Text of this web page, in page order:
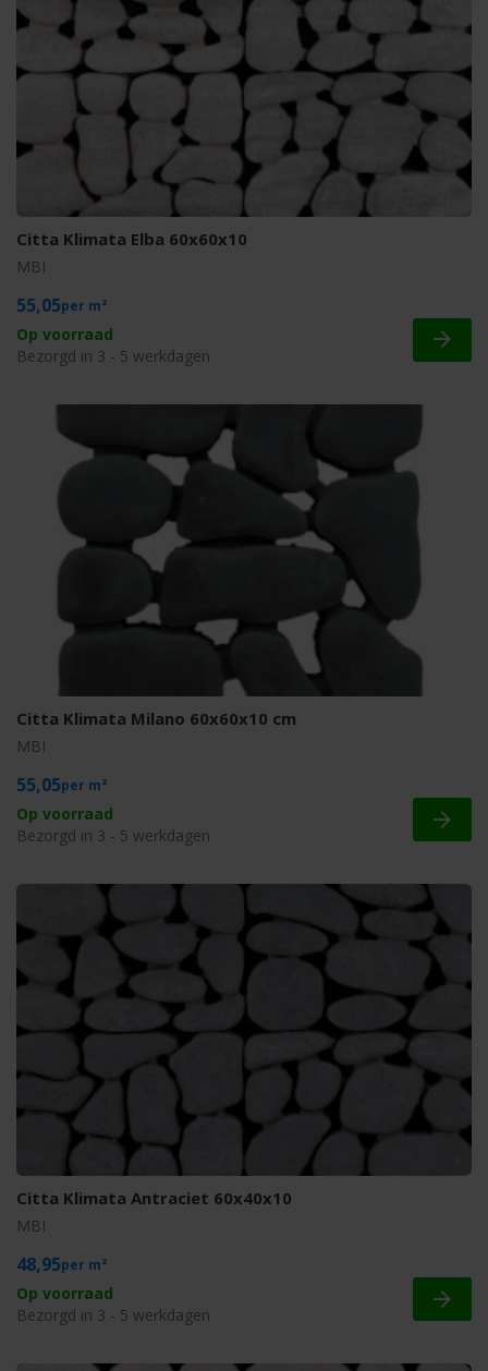
Citta Klimata Elba 60x60x10
MBI
55,05 m²
Op voorraad
Bezorgd in 3 - 5 werkdagen
Citta Klimata Milano 60x60x10 cm
MBI
55,05 m²
Op voorraad
Bezorgd in 3 - 5 werkdagen
Citta Klimata Antraciet 60x40x10
MBI
48,95 m²
Op voorraad
Bezorgd in 3 - 5 werkdagen